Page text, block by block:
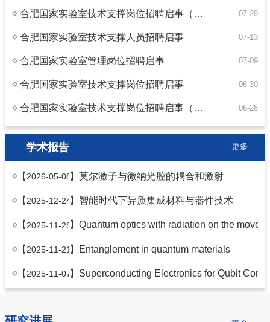
合肥国家实验室技术支撑岗位招聘启事（厂务负责人） 07-29
合肥国家实验室技术支撑人员招聘启事 07-13
合肥国家实验室管理岗位招聘启事 07-09
合肥国家实验室技术支撑岗位招聘启事 06-30
合肥国家实验室技术支撑岗位招聘启事（软件系统运维与AI实施工程师） 06-28
学术报告 更多
【 2026-05-08 10:00
】 莫尔激子与微纳光腔的耦合和激射
【2025-12-24 10:00
】 智能时代下异质集成材料与器件技术
【 2025-11-28 10:00
】 Quantum optics with radiation on the move
【 2025-11-21 10:00
】 Entanglement in quantum materials
【 2025-11-07 10:00
】 Superconducting Electronics for Qubit